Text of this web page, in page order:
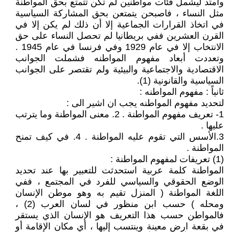
وامتد ليشمل فئات مواطنين لم تكن تتمتع بحق المواطنة
مثل النساء ، فاصبحن يتمتعن بحق المشاركة السياسية
في اتخاذ القرارات الجماعية إلا أن ذلك لم يكن إلا في
القرن العشرين ففي بريطانيا لم تحصل النساء على حق
الانتخاب إلا في عام 1929 وفي فرنسا في عام 1945 .
وتعددت أبعاد مفهوم المواطنه فشملت الجوانب
الاقتصادية والاجتماعية والبيئية ولم تقتصر على الجوانب
السياسية والقانونية (1).
ثانياً : مفهوم المواطنه :
لتحديد مفهوم المواطنه يجب ان اشير الى :
1- تعريف مفهوم المواطنة . 2. معنى المواطنة وما يترتب
عليها .
3.الأسس التي تقوم عليه المواطنة . 4. في كيف تمنح
المواطنة .
(1) تعريفات لمفهوم المواطنة :
المواطنة كلمة عربية استحدثت للتعبير بها عند تحديد
الوضع الحقوقي والسياسي للفرد في المجتمع ، ففي
اللغة المواطنة ( المنزل تقيم به وهو موطن الإنسان
ومحله ) حسب ابن منظور في لسان العرب (2) ،
فالمواطن حسب هذا التعريف هو الإنسان الذي يستقر
في بقعة ارض معينة وينتسب إليها ، أي مكان الإقامة أو